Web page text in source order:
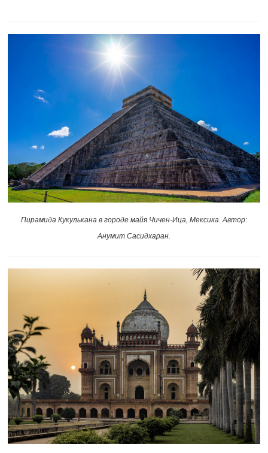
Пирамида Кукулькана в городе майя Чичен-Ица, Мексика. Автор:
Анумит Сасидхаран.